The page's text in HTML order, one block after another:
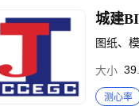
人。一次及
联盟，
与协同调
克制、舰队
不同定
同战场需要
城建
图纸、
大小
测心率